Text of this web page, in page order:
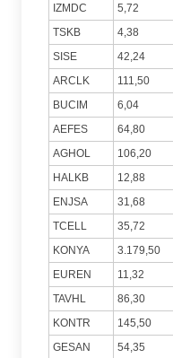
IZMDC
5,72
TSKB
4,38
SISE
42,24
ARCLK
111,50
BUCIM
6,04
AEFES
64,80
AGHOL
106,20
HALKB
12,88
ENJSA
31,68
TCELL
35,72
KONYA
3.179,50
EUREN
11,32
TAVHL
86,30
KONTR
145,50
GESAN
54,35